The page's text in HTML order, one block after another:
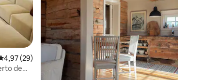
de uma avaliação média de 5, 29 avaliações
4,97 (29)
de